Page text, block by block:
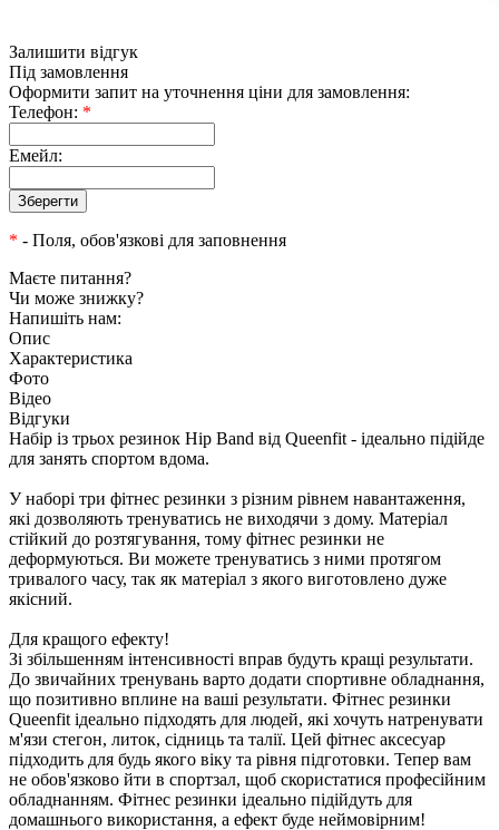
Залишити відгук
Під замовлення
Оформити запит на уточнення ціни для замовлення:
Телефон: *
Емейл:
* - Поля, обов'язкові для заповнення
Маєте питання?
Чи може знижку?
Напишіть нам:
Опис
Характеристика
Фото
Відео
Відгуки
Набір із трьох резинок Hip Band від Queenfit - ідеально підійде
для занять спортом вдома.
У наборі три фітнес резинки з різним рівнем навантаження,
які дозволяють тренуватись не виходячи з дому. Матеріал
стійкий до розтягування, тому фітнес резинки не
деформуються. Ви можете тренуватись з ними протягом
тривалого часу, так як матеріал з якого виготовлено дуже
якісний.
Для кращого ефекту!
Зі збільшенням інтенсивності вправ будуть кращі результати.
До звичайних тренувань варто додати спортивне обладнання,
що позитивно вплине на ваші результати. Фітнес резинки
Queenfit ідеально підходять для людей, які хочуть натренувати
м'язи стегон, литок, сідниць та талії. Цей фітнес аксесуар
підходить для будь якого віку та рівня підготовки. Тепер вам
не обов'язково йти в спортзал, щоб скористатися професійним
обладнанням. Фітнес резинки ідеально підійдуть для
домашнього використання, а ефект буде неймовірним!